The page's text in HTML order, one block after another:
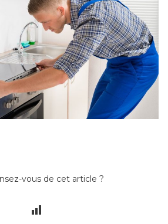
vous de cet article ?